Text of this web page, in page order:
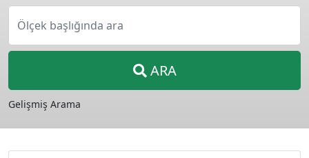
Ölçek başlığında ara
ARA
Gelişmiş Arama